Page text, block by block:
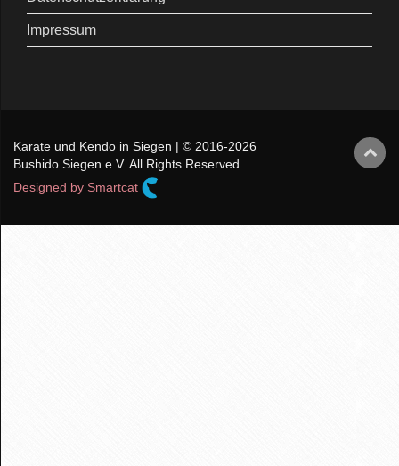
Impressum
Karate und Kendo in Siegen | © 2016-2026
Bushido Siegen e.V. All Rights Reserved.
Designed by Smartcat